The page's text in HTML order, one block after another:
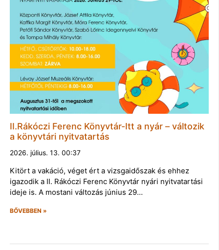
II.Rákóczi Ferenc Könyvtár-Itt a nyár – változik
a könyvtári nyitvatartás
2026. július. 13. 00:37
Kitört a vakáció, véget ért a vizsgaidőszak és ehhez
igazodik a II. Rákóczi Ferenc Könyvtár nyári nyitvatartási
ideje is. A mostani változás június 29…
BŐVEBBEN »